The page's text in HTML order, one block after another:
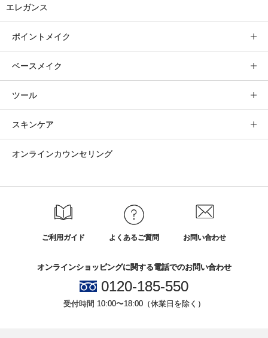
エレガンス
ポイントメイク
ベースメイク
ツール
スキンケア
オンラインカウンセリング
ご利用ガイド よくあるご質問 お問い合わせ
オンラインショッピングに関する電話でのお問い合わせ
0120-185-550
受付時間 10:00〜18:00（休業日を除く）